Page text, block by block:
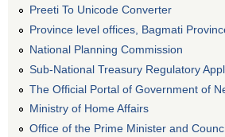
Preeti To Unicode Converter
Province level offices, Bagmati
National Planning Commission
Sub-National Treasury Regulatory
The Official Portal of Government of
Ministry of Home Affairs
Office of the Prime Minister and